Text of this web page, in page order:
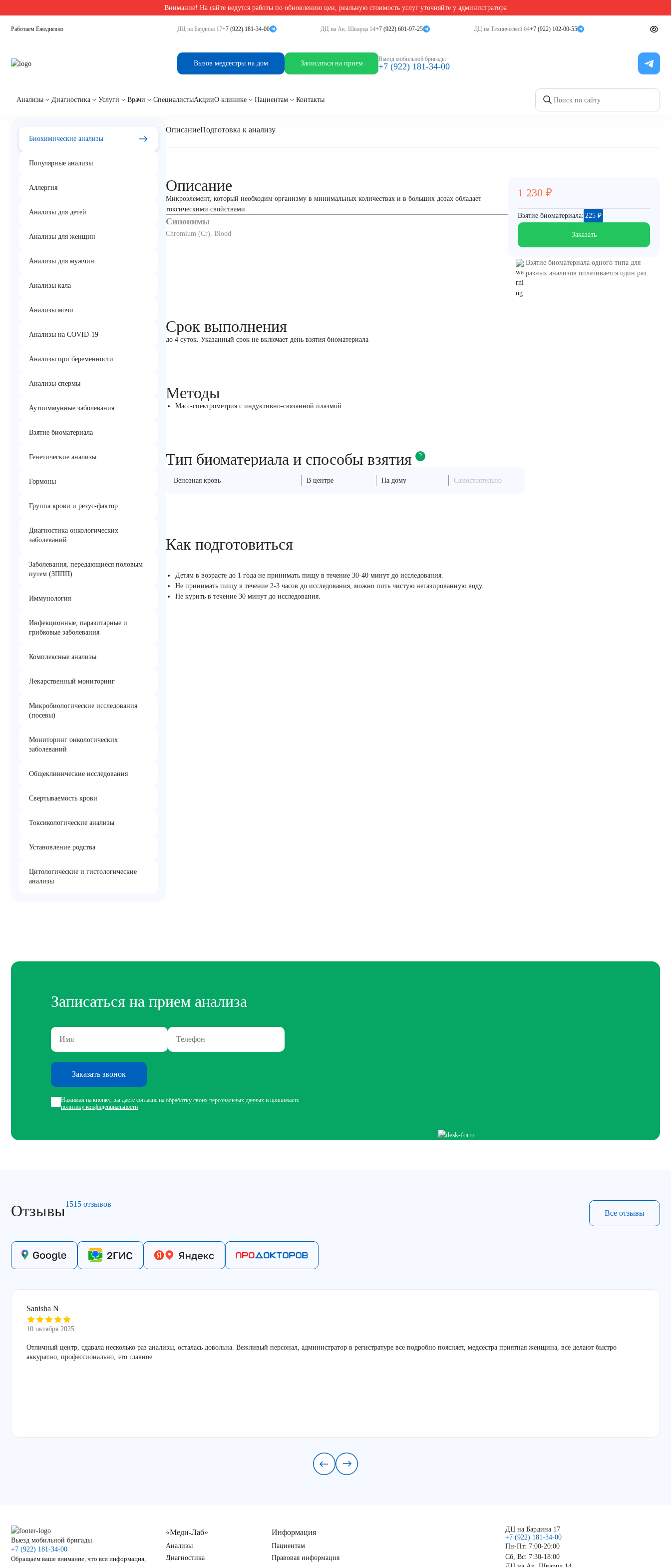
Внимание! На сайте ведутся работы по обновлению цен, реальную стоимость услуг уточняйте у администратора
Работаем Ежедневно ДЦ на Бардина 17+7 (922) 181-34-00 ДЦ на Ак. Шварца 14+7 (922) 601-97-25 ДЦ на Технической 64+7 (922) 102-00-55
Вызов медсестры на дом Записаться на прием
Выезд мобильной бригады
+7 (922) 181-34-00
Анализы Диагностика Услуги Врачи СпециалистыАкцииО клинике Пациентам Контакты
Главная/Биохимические анализы в Екатеринбурге Хром в сыворотке
Хром в сыворотке
Биохимические анализы
Популярные анализы
Аллергия
Анализы для детей
Анализы для женщин
Анализы для мужчин
Анализы кала
Анализы мочи
Анализы на COVID-19
Анализы при беременности
Анализы спермы
Аутоиммунные заболевания
Взятие биоматериала
Генетические анализы
Гормоны
Группа крови и резус-фактор
Диагностика онкологических
заболеваний
Заболевания, передающиеся половым
путем (ЗППП)
Иммунология
Инфекционные, паразитарные и
грибковые заболевания
Комплексные анализы
Лекарственный мониторинг
Микробиологические исследования
(посевы)
Мониторинг онкологических
заболеваний
Общеклинические исследования
Свертываемость крови
Токсикологические анализы
Установление родства
Цитологические и гистологические
анализы
ОписаниеПодготовка к анализу
Описание
Микроэлемент, который необходим организму в минимальных количествах и в больших дозах обладает
токсическими свойствами.
Синонимы
Chromium (Cr), Blood
1 230 ₽
Взятие биоматериала: 225 ₽
Заказать
Взятие биоматериала одного типа для
разных анализов оплачивается один раз.
Срок выполнения
до 4 суток. Указанный срок не включает день взятия биоматериала
Методы
Масс-спектрометрия с индуктивно-связанной плазмой
Тип биоматериала и способы взятия ?
Венозная кровь В центре На дому Самостоятельно
Как подготовиться
Детям в возрасте до 1 года не принимать пищу в течение 30-40 минут до исследования.
Не принимать пищу в течение 2-3 часов до исследования, можно пить чистую негазированную воду.
Не курить в течение 30 минут до исследования.
Записаться на прием анализа
Заказать звонок
Нажимая на кнопку, вы даете согласие на обработку своих персональных данных и принимаете
политику конфиденциальности
Отзывы1515 отзывов
Все отзывы
Sanisha N
10 октября 2025
Отличный центр, сдавала несколько раз анализы, осталась довольна. Вежливый персонал, администратор в регистратуре все подробно поясняет, медсестра приятная женщина, все делают быстро
аккуратно, профессионально, это главное.
Выезд мобильной бригады
+7 (922) 181-34-00
Обращаем ваше внимание, что вся информация,
«Меди-Лаб»
Анализы
Диагностика
Информация
Пациентам
Правовая информация
ДЦ на Бардина 17
+7 (922) 181-34-00
Пн-Пт: 7:00-20:00
Сб, Вс: 7:30-18:00